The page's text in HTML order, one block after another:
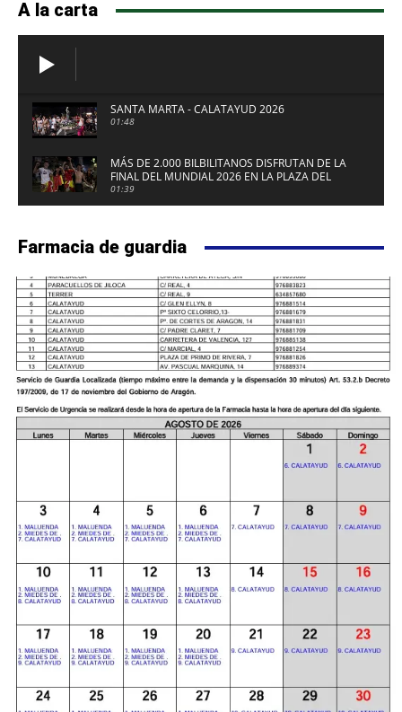
A la carta
SANTA MARTA - CALATAYUD 2026
01:48
MÁS DE 2.000 BILBILITANOS DISFRUTAN DE LA
FINAL DEL MUNDIAL 2026 EN LA PLAZA DEL
FUERTE DE CALATAYUD
01:39
Farmacia de guardia